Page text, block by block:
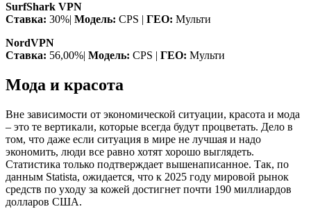
SurfShark VPN
Ставка: 30%| Модель: CPS | ГЕО: Мульти
NordVPN
Ставка: 56,00%| Модель: CPS | ГЕО: Мульти
Мода и красота
Вне зависимости от экономической ситуации, красота и мода
– это те вертикали, которые всегда будут процветать. Дело в
том, что даже если ситуация в мире не лучшая и надо
экономить, люди все равно хотят хорошо выглядеть.
Статистика только подтверждает вышенаписанное. Так, по
данным Statista, ожидается, что к 2025 году мировой рынок
средств по уходу за кожей достигнет почти 190 миллиардов
долларов США.